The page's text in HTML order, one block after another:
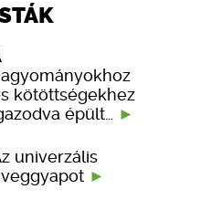
kötöttségekhez
épült…
univerzális